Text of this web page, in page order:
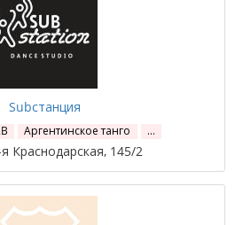
Subстанция
Аргентинское танго …
Краснодарская, 145/2